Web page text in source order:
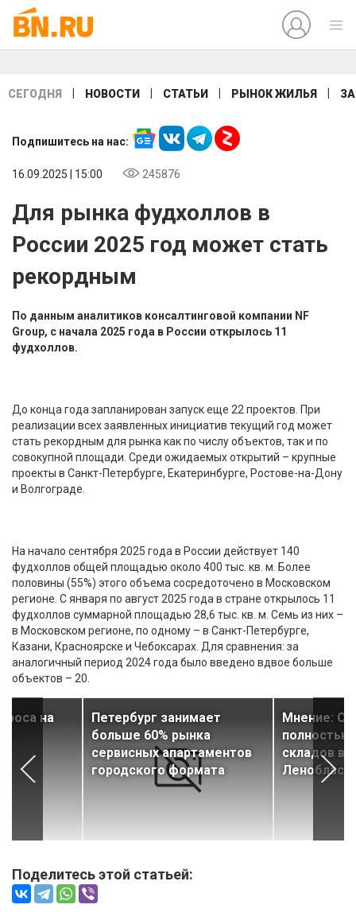
СЕГОДНЯ НОВОСТИ СТАТЬИ РЫНОК ЖИЛЬЯ
Подпишитесь на нас:
16.09.2025 | 15:00 245876
Для рынка фудхоллов в
России 2025 год может стать
рекордным
По данным аналитиков консалтинговой компании NF
Group, с начала 2025 года в России открылось 11
фудхоллов.
До конца года запланирован запуск еще 22 проектов. При
реализации всех заявленных инициатив текущий год может
стать рекордным для рынка как по числу объектов, так и по
совокупной площади. Среди ожидаемых открытий – крупные
проекты в Санкт-Петербурге, Екатеринбурге, Ростове-на-Дону
и Волгограде.
На начало сентября 2025 года в России действует 140
фудхоллов общей площадью около 400 тыс. кв. м. Более
половины (55%) этого объема сосредоточено в Московском
регионе. С января по август 2025 года в стране открылось 11
фудхоллов суммарной площадью 28,6 тыс. кв. м. Семь из них –
в Московском регионе, по одному – в Санкт-Петербурге,
Казани, Красноярске и Чебоксарах. Для сравнения: за
аналогичный период 2024 года было введено вдвое больше
объектов – 20.
на
Петербург занимает
больше 60% рынка
сервисных апартаментов
городского формата
Мнение:
полностью
складов в
Поделитесь этой статьей: